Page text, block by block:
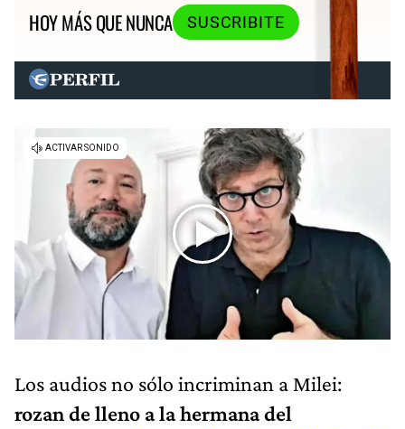
HOY MÁS QUE NUNCA
SUSCRIBITE
Los audios no sólo incriminan a Milei:
rozan de lleno a la hermana del